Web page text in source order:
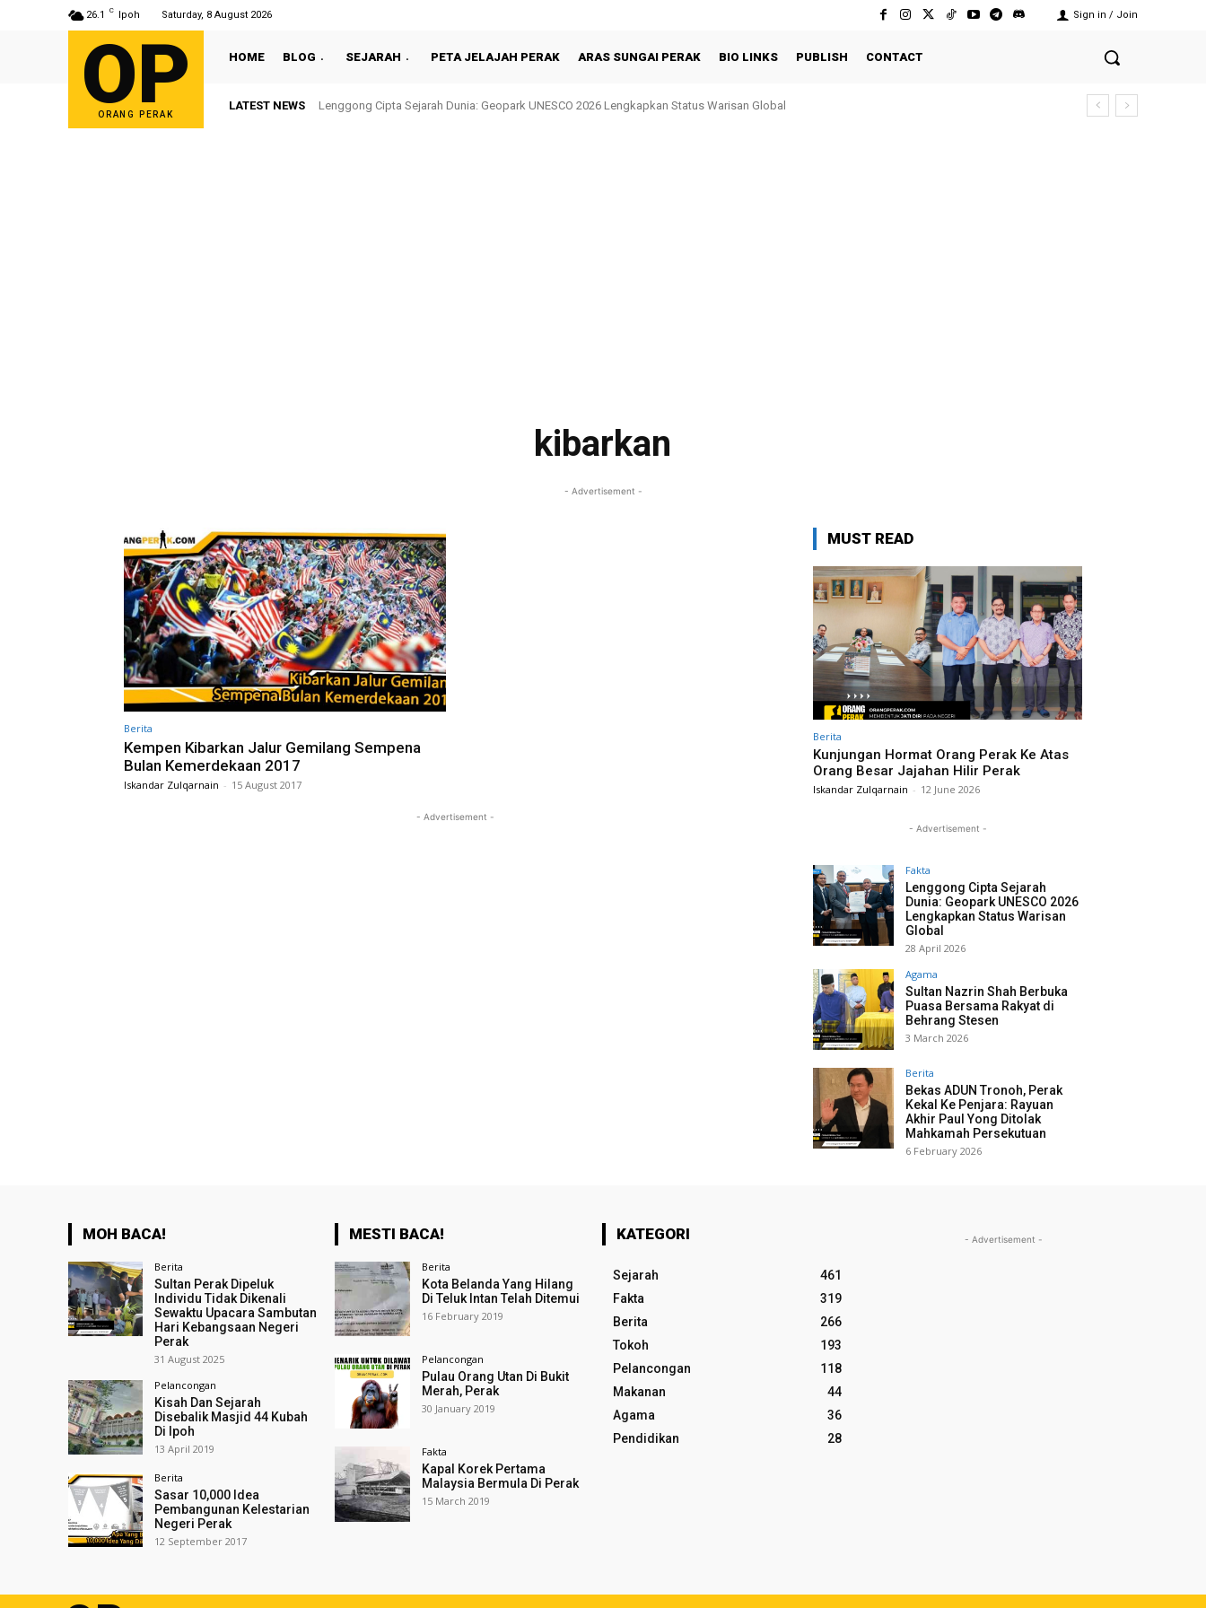
26.1 C Ipoh Saturday, 8 August 2026 Sign in / Join
OP
ORANG PERAK
HOME BLOG SEJARAH PETA JELAJAH PERAK ARAS SUNGAI PERAK BIO LINKS PUBLISH CONTACT
LATEST NEWS Lenggong Cipta Sejarah Dunia: Geopark UNESCO 2026 Lengkapkan Status Warisan Global
kibarkan
- Advertisement -
Berita
Kempen Kibarkan Jalur Gemilang Sempena
Bulan Kemerdekaan 2017
Iskandar Zulqarnain - 15 August 2017
- Advertisement -
MUST READ
Berita
Kunjungan Hormat Orang Perak Ke Atas
Orang Besar Jajahan Hilir Perak
Iskandar Zulqarnain - 12 June 2026
- Advertisement -
Fakta
Lenggong Cipta Sejarah
Dunia: Geopark UNESCO 2026
Lengkapkan Status Warisan
Global
28 April 2026
Agama
Sultan Nazrin Shah Berbuka
Puasa Bersama Rakyat di
Behrang Stesen
3 March 2026
Berita
Bekas ADUN Tronoh, Perak
Kekal Ke Penjara: Rayuan
Akhir Paul Yong Ditolak
Mahkamah Persekutuan
6 February 2026
MOH BACA!
Berita
Sultan Perak Dipeluk
Individu Tidak Dikenali
Sewaktu Upacara Sambutan
Hari Kebangsaan Negeri
Perak
31 August 2025
Pelancongan
Kisah Dan Sejarah
Disebalik Masjid 44 Kubah
Di Ipoh
13 April 2019
Berita
Sasar 10,000 Idea
Pembangunan Kelestarian
Negeri Perak
12 September 2017
MESTI BACA!
Berita
Kota Belanda Yang Hilang
Di Teluk Intan Telah Ditemui
16 February 2019
Pelancongan
Pulau Orang Utan Di Bukit
Merah, Perak
30 January 2019
Fakta
Kapal Korek Pertama
Malaysia Bermula Di Perak
15 March 2019
KATEGORI
Sejarah
461
Fakta
319
Berita
266
Tokoh
193
Pelancongan
118
Makanan
44
Agama
36
Pendidikan
28
- Advertisement -